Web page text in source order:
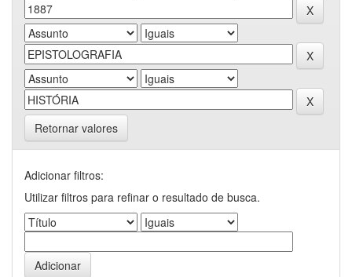
Retornar valores
Adicionar filtros:
Utilizar filtros para refinar o resultado de busca.